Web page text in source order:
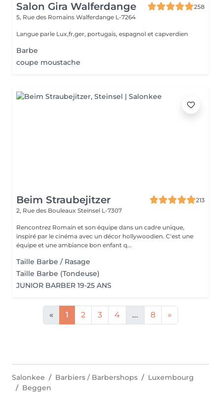
Salon Gira Walferdange
258
5, Rue des Romains Walferdange L-7264
Langue parle Lux,fr,ger, portugais, espagnol et capverdien
Barbe
coupe moustache
Beim Straubejitzer
213
2, Rue des Bouleaux Steinsel L-7307
Rencontrez Romain et son équipe dans un cadre unique,
inspiré par le cinéma avec un décor hollywoodien. C'est une
équipe et une ambiance bon enfant q...
Taille Barbe / Rasage
Taille Barbe (Tondeuse)
JUNIOR BARBER 19-25 ANS
« 1 2 3 4 ... 8 »
Salonkee Barbiers / Barbershops
Luxembourg
Beggen